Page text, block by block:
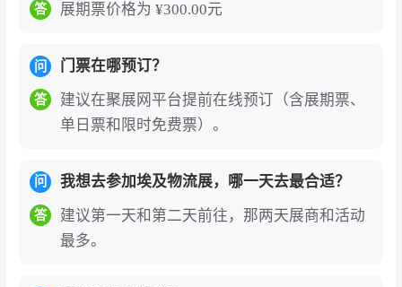
答 展期票价格为 ¥300.00元
问 门票在哪预订？
答
建议在聚展网平台提前在线预订（含展期票、
单日票和限时免费票）。
问 我想去参加埃及物流展，哪一天去最合适？
答
建议第一天和第二天前往，那两天展商和活动
最多。